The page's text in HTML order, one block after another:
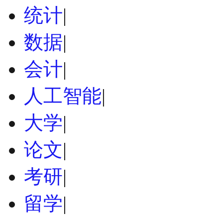
统计|
数据|
会计|
人工智能|
大学|
论文|
考研|
留学|